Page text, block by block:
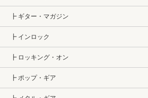
┣ ギター・マガジン
┣ インロック
┣ ロッキング・オン
┣ ポップ・ギア